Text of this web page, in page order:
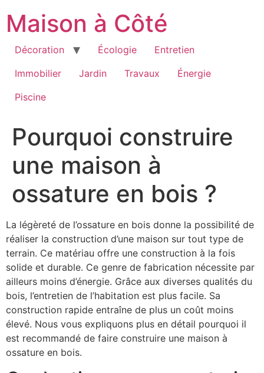
contenu
Maison à Côté
Décoration Écologie
Entretien
Immobilier
Jardin Travaux
Énergie
Piscine
Pourquoi construire
une maison à
ossature en bois ?
La légèreté de l’ossature en bois donne la possibilité de
réaliser la construction d’une maison sur tout type de
terrain. Ce matériau offre une construction à la fois
solide et durable. Ce genre de fabrication nécessite par
ailleurs moins d’énergie. Grâce aux diverses qualités du
bois, l’entretien de l’habitation est plus facile. Sa
construction rapide entraîne de plus un coût moins
élevé. Nous vous expliquons plus en détail pourquoi il
est recommandé de faire construire une maison à
ossature en bois.